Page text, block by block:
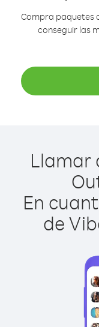
Compra paquetes
conseguir las
Llamar
En
de